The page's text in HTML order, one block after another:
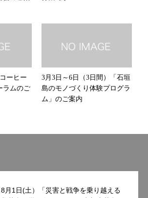
ーヒー
ラムのご
3月3日～6日（3日間）「石垣
島のモノづくり体験プログラ
ム」のご案内
8月1日(土）「災害と戦争を乗り越える